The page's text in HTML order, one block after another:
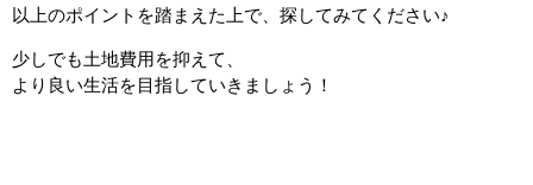
以上のポイントを踏まえた上で、探してみてください♪
少しでも土地費用を抑えて、
より良い生活を目指していきましょう！